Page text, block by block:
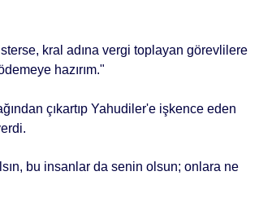
kral adına vergi toplayan görevlilere
hazırım."
çıkartıp Yahudiler'e iş­kence eden
bu insanlar da senin olsun; onlara ne